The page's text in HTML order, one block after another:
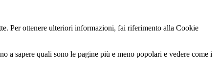
Per ottenere ulteriori informazioni, fai riferimento alla Cookie
a sapere quali sono le pagine più e meno popolari e vedere come i